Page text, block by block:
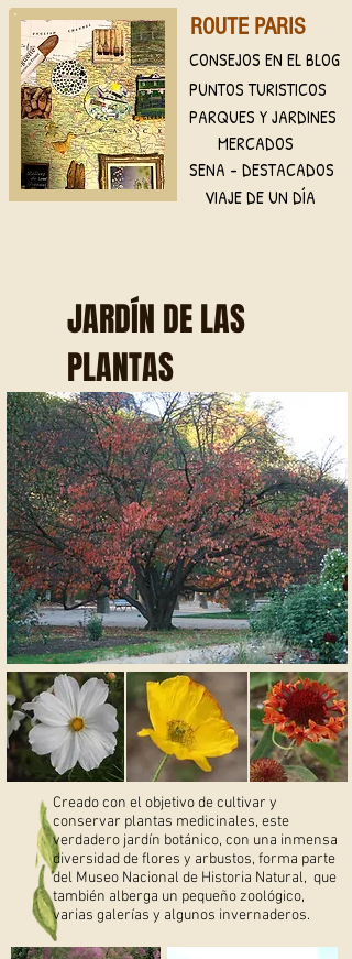
ROUTE PARIS
PUNTOS TURISTICOS
SENA - DESTACADOS
PARQUES Y JARDINES
MERCADOS
VIAJE DE UN DÍA
CONSEJOS EN EL BLOG
JARDÍN DE LAS
PLANTAS
Creado con el objetivo de cultivar y
conservar plantas medicinales, este
verdadero jardín botánico, con una inmensa
diversidad de flores y arbustos, forma parte
del Museo Nacional de Historia Natural, que
también alberga un pequeño zoológico,
varias galerías y algunos invernaderos.